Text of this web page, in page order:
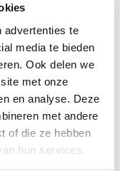
advertenties te
media te bieden
Ook delen we
met onze
en analyse. Deze
met andere
of die ze hebben
hun services.